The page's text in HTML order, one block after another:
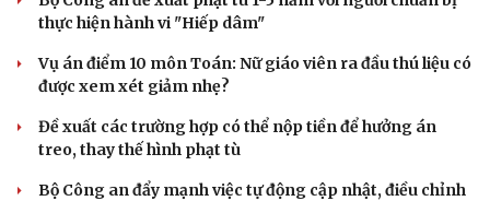
thực hiện hành vi "Hiếp dâm"
Vụ án điểm 10 môn Toán: Nữ giáo viên ra đầu thú liệu có
được xem xét giảm nhẹ?
Đề xuất các trường hợp có thể nộp tiền để hưởng án
treo, thay thế hình phạt tù
Bộ Công an đẩy mạnh việc tự động cập nhật, điều chỉnh